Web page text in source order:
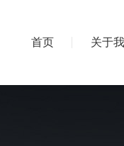
首页 关于